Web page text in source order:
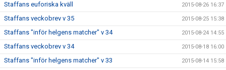
Staffans euforiska kväll 2015-08-26 16:37
Staffans veckobrev v 35 2015-08-25 15:38
Staffans "inför helgens matcher" v 34 2015-08-24 14:55
Staffans veckobrev v 34 2015-08-18 16:00
Staffans "inför helgens matcher" v 33 2015-08-14 15:58